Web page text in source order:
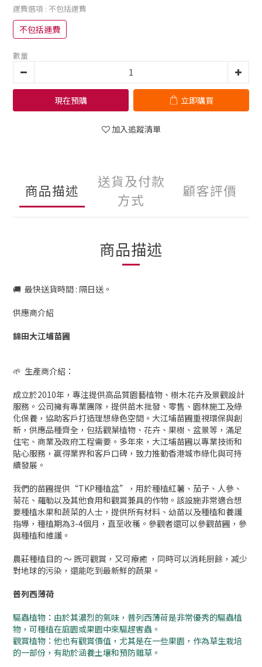
運費選項 : 不包括運費
不包括運費
數量
現在預購 立即購買
加入追蹤清單
商品描述
送貨及付款
方式
顧客評價
商品描述
🚚 最快送貨時間 : 隔日送。
供應商介紹
錦田大江埔苗圃
🌱 生產商介紹：
成立於2010年，專注提供高品質園藝植物、樹木花卉及景觀設計
服務。公司擁有專業團隊，提供苗木批發、零售、園林施工及綠
化保養，協助客戶打造理想綠色空間。大江埔苗圃重視環保與創
新，供應品種齊全，包括觀葉植物、花卉、果樹、盆景等，滿足
住宅、商業及政府工程需要。多年來，大江埔苗圃以專業技術和
貼心服務，贏得業界和客戶口碑，致力推動香港城市綠化與可持
續發展。
我們的苗圃提供“TKP種植盆”，用於種植紅薯、茄子、人參、
菊花、羅勒以及其他食用和觀賞兼具的作物。該設施非常適合想
要種植水果和蔬菜的人士，提供所有材料、幼苗以及種植和養護
指導，種植期為3-4個月，直至收穫。參觀者還可以參觀苗圃，參
與種植和維護。
農莊種植目的 ～ 既可觀賞，又可療癒 ，同時可以消耗厨餘，减少
對地球的污染，還能吃到最新鮮的蔬果。
普列西薄荷
驅蟲植物：由於其濃烈的氣味，普列西薄荷是非常優秀的驅蟲植
物，可種植在庭園或果園中來驅趕害蟲。
觀賞植物：他也有觀賞價值，尤其是在一些果園，作為草生栽培
的一部份，有助於涵養土壤和預防雜草。